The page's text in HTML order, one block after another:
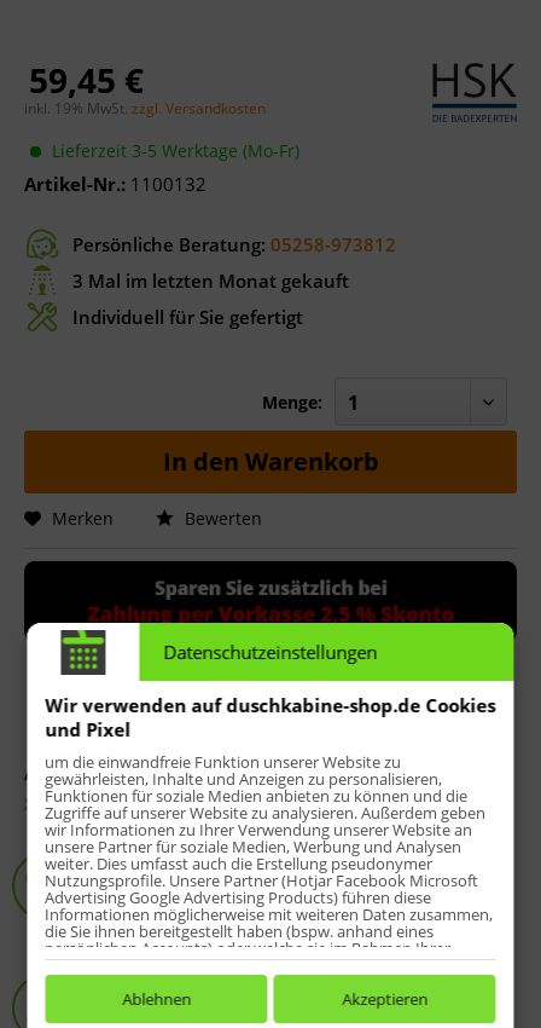
59,45 €
inkl. 19% MwSt. zzgl. Versandkosten
Lieferzeit 3-5 Werktage (Mo-Fr)
Artikel-Nr.: 1100132
Persönliche Beratung: 05258-973812
3 Mal im letzten Monat gekauft
Individuell für Sie gefertigt
Menge:
In den Warenkorb
Merken Bewerten
Artikel-Nr.:
1100132
Fragen zum Artikel?
Service-Hotline
8 - 20 Uhr:05258-973812
Fragen? Einfach anrufen :-)
HSK-Spezialist
Online-Shop seit 2009
Datenschutzeinstellungen
Wir verwenden auf duschkabine-shop.de Cookies
und Pixel
um die einwandfreie Funktion unserer Website zu
gewährleisten, Inhalte und Anzeigen zu personalisieren,
Funktionen für soziale Medien anbieten zu können und die
Zugriffe auf unserer Website zu analysieren. Außerdem geben
wir Informationen zu Ihrer Verwendung unserer Website an
unsere Partner für soziale Medien, Werbung und Analysen
weiter. Dies umfasst auch die Erstellung pseudonymer
Nutzungsprofile. Unsere Partner (Hotjar Facebook Microsoft
Advertising Google Advertising Products) führen diese
Informationen möglicherweise mit weiteren Daten zusammen,
die Sie ihnen bereitgestellt haben (bspw. anhand eines
persönlichen Accounts) oder welche sie im Rahmen Ihrer
Nutzung der Dienste gesammelt haben (bspw. Nutzungsdaten
anderer Geräte). Ihre Einwilligung zur Nutzung von Cookies
und Pixeln können Sie jederzeit widerrufen, indem Sie auf den
Datenschutz-Button links unten klicken und dort die
Ablehnen Akzeptieren